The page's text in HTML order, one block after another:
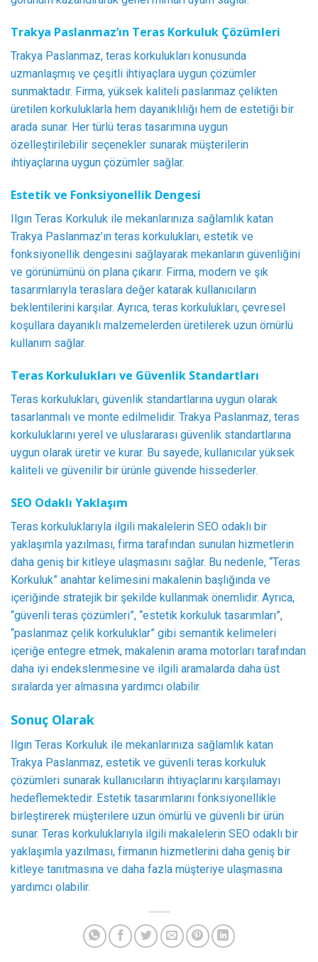
Trakya Paslanmaz’ın Teras Korkuluk Çözümleri
Trakya Paslanmaz, teras korkulukları konusunda
uzmanlaşmış ve çeşitli ihtiyaçlara uygun çözümler
sunmaktadır. Firma, yüksek kaliteli paslanmaz çelikten
üretilen korkuluklarla hem dayanıklılığı hem de estetiği bir
arada sunar. Her türlü teras tasarımına uygun
özelleştirilebilir seçenekler sunarak müşterilerin
ihtiyaçlarına uygun çözümler sağlar.
Estetik ve Fonksiyonellik Dengesi
Ilgın Teras Korkuluk ile mekanlarınıza sağlamlık katan
Trakya Paslanmaz’ın teras korkulukları, estetik ve
fonksiyonellik dengesini sağlayarak mekanların güvenliğini
ve görünümünü ön plana çıkarır. Firma, modern ve şık
tasarımlarıyla teraslara değer katarak kullanıcıların
beklentilerini karşılar. Ayrıca, teras korkulukları, çevresel
koşullara dayanıklı malzemelerden üretilerek uzun ömürlü
kullanım sağlar.
Teras Korkulukları ve Güvenlik Standartları
Teras korkulukları, güvenlik standartlarına uygun olarak
tasarlanmalı ve monte edilmelidir. Trakya Paslanmaz, teras
korkuluklarını yerel ve uluslararası güvenlik standartlarına
uygun olarak üretir ve kurar. Bu sayede, kullanıcılar yüksek
kaliteli ve güvenilir bir ürünle güvende hissederler.
SEO Odaklı Yaklaşım
Teras korkuluklarıyla ilgili makalelerin SEO odaklı bir
yaklaşımla yazılması, firma tarafından sunulan hizmetlerin
daha geniş bir kitleye ulaşmasını sağlar. Bu nedenle, “Teras
Korkuluk” anahtar kelimesini makalenin başlığında ve
içeriğinde stratejik bir şekilde kullanmak önemlidir. Ayrıca,
“güvenli teras çözümleri”, “estetik korkuluk tasarımları”,
“paslanmaz çelik korkuluklar” gibi semantik kelimeleri
içeriğe entegre etmek, makalenin arama motorları tarafından
daha iyi endekslenmesine ve ilgili aramalarda daha üst
sıralarda yer almasına yardımcı olabilir.
Sonuç Olarak
Ilgın Teras Korkuluk ile mekanlarınıza sağlamlık katan
Trakya Paslanmaz, estetik ve güvenli teras korkuluk
çözümleri sunarak kullanıcıların ihtiyaçlarını karşılamayı
hedeflemektedir. Estetik tasarımlarını fonksiyonellikle
birleştirerek müşterilere uzun ömürlü ve güvenli bir ürün
sunar. Teras korkuluklarıyla ilgili makalelerin SEO odaklı bir
yaklaşımla yazılması, firmanın hizmetlerini daha geniş bir
kitleye tanıtmasına ve daha fazla müşteriye ulaşmasına
yardımcı olabilir.